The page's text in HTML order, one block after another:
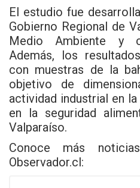
El estudio fue
Gobierno Regional de
Medio Ambiente y
Además, los
con muestras de la
objetivo de
actividad industrial en
en la seguridad
Valparaíso.
Conoce más
Observador.cl: